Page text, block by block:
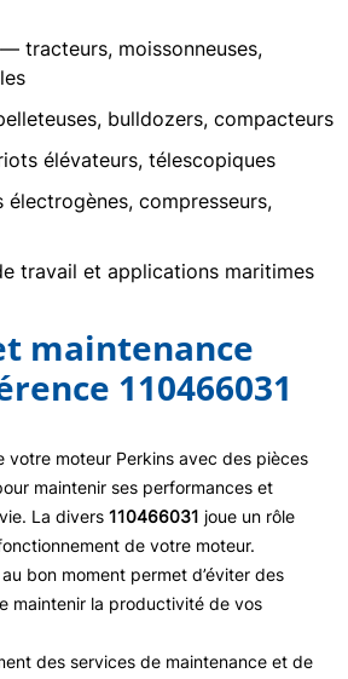
tracteurs, moissonneuses,
bulldozers, compacteurs
élévateurs, télescopiques
compresseurs,
travail et applications maritimes
maintenance
110466031
votre moteur Perkins avec des pièces
maintenir ses performances et
La divers 110466031 joue un rôle
de votre moteur.
bon moment permet d’éviter des
maintenir la productivité de vos
des services de maintenance et de